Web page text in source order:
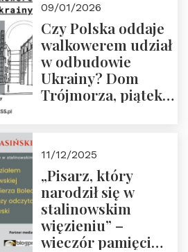
godz. 18:00.
Zapraszamy!
09/01/2026
Czy Polska oddaje
walkowerem udział
w odbudowie
Ukrainy? Dom
Trójmorza, piątek
11/12/2025
„Pisarz, który
narodził się w
stalinowskim
więzieniu” –
wieczór pamięci